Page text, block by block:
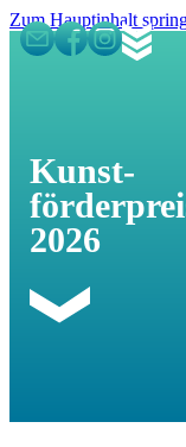
Zum Hauptinhalt
Kunst­
2026